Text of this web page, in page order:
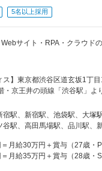
、白金台駅、立川駅、両国駅(
寺駅(横浜市営)、高島町駅、舞
阪城北詰駅、新越谷駅、京成
京成成田駅、市川駅、さっぽ
駅(札幌市営)、西２８丁目駅
路駅、小川町駅(東京都)、代
神保町駅、宝町駅(東京都)、水
)、泉岳寺駅、西早稲田駅、
(都電荒川線)、四谷三丁目駅、
東池袋四丁目駅、浅草駅(ＴＸ
ターミナル駅、大久保駅(東京
暮里駅(舎人ライナー)、下赤塚
東武日光駅、那須塩原駅、久
崎駅(長崎県)、佐世保駅、諫
院駅、宮崎駅、南宮崎駅、延
崎県)、鹿児島中央駅前駅、鹿
児島県)、新宿駅(東京メトロ)
前駅、品川駅、新橋駅、とう
(東京都)、蓮沼駅、稲荷町駅(
駅、下神明駅、高輪ゲート
新地駅、麹町駅、奥沢駅、
5名以上採用
Webサイト・RPA・クラウド
ス】東京都渋谷区道玄坂1丁
・京王井の頭線「渋谷駅」よ
5分程度【本社】東京都新宿
6階・丸の内線「西新宿駅」
10分【 リモートワーク比率（
1日出社のメンバーも在籍
京・神奈川・埼玉・千葉の首
宿駅、新宿駅、池袋駅、大塚
谷駅、高田馬場駅、品川駅、
(東京都)、有楽町駅、吉祥寺
黒駅、大崎駅、恵比寿駅、大
月給30万円＋賞与（27歳・
月給35万円＋賞与（28歳・